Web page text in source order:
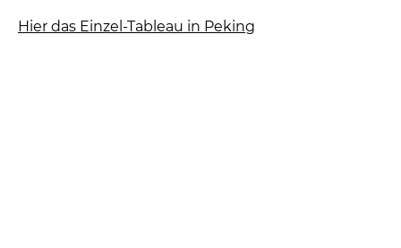
Hier das Einzel-Tableau in Peking